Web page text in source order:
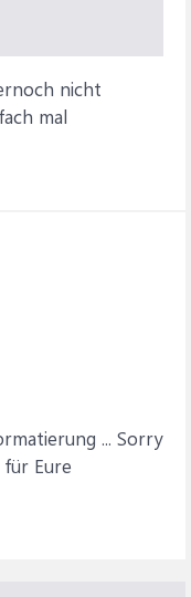
nicht
mal
... Sorry
Eure